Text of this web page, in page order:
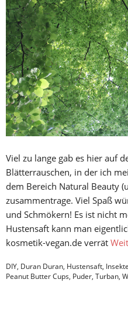
Viel zu lange gab es hier auf
Blätterrauschen, in der ich
dem Bereich Natural Beauty
zusammentrage. Viel Spaß
und Schmökern! Es ist nicht
Hustensaft kann man
kosmetik-vegan.de verrät
DIY, Duran Duran, Hustensaft,
Peanut Butter Cups, Puder, Turban,